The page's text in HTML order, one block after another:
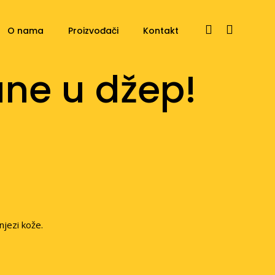
O nama Proizvođači Kontakt
u džep!
kože.